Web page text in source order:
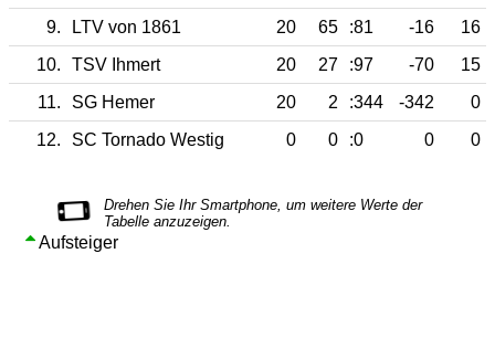
9.
LTV von 1861 20 65 :81 -16
16
10.
TSV Ihmert 20 27 :97 -70
15
11.
SG Hemer 20 2 :344 -342
0
12.
SC Tornado Westig 0 0 :0 0 0
Aufsteiger